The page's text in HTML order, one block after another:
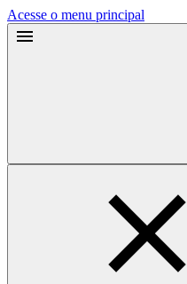
Acesse o menu principal